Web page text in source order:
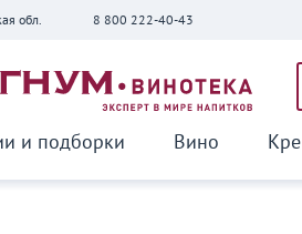
обл. 8 800 222-40-43
и подборки Вино